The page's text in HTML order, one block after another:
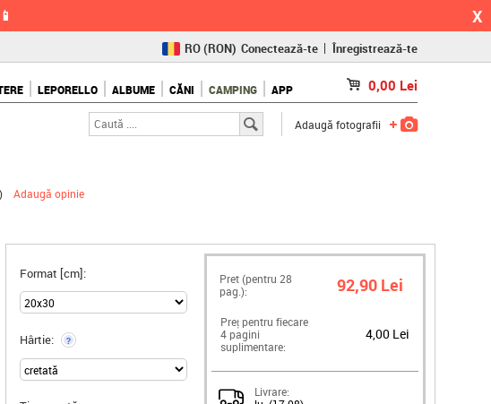
X
(KČ)
SK(€)
RO(RON) Conectează-te Înregistrează-te
LEPORELLO ALBUME CĂNI CAMPING APP 0,00 Lei
Adaugă fotografii
) Adaugă opinie
Format [cm]:
Hârtie: ?
Pret (pentru 28
pag.):
92,90 Lei
Preț pentru fiecare
4 pagini
suplimentare:
4,00 Lei
Livrare: